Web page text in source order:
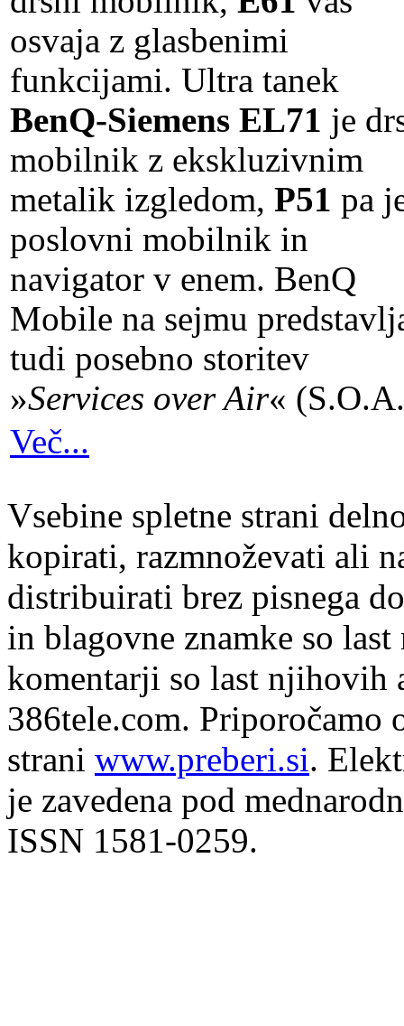
osvaja z glasbenimi
funkcijami. Ultra tanek
BenQ-Siemens EL71 je
mobilnik z ekskluzivnim
metalik izgledom, P51 pa
poslovni mobilnik in
navigator v enem. BenQ
Mobile na sejmu
tudi posebno storitev
»Services over Air«
Več...
Vsebine spletne strani
kopirati, razmnoževati ali
distribuirati brez pisnega
in blagovne znamke so
komentarji so last njihovih
386tele.com. Priporočamo
strani www.preberi.si.
je zavedena pod
ISSN 1581-0259.